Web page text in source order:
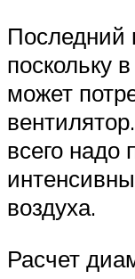
Последний
поскольку
может
всего надо
воздуха.
Расчет